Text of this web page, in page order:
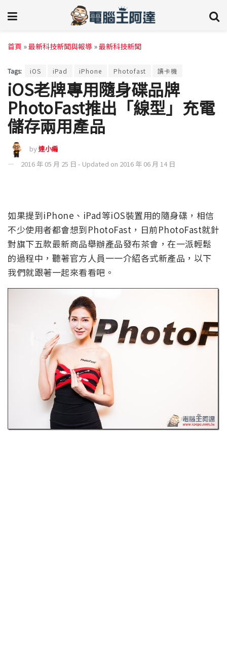
首頁 »最新科技新聞與報導 »最新科技新聞
Tags: iOS iPad iPhone Photofast 讀卡機
iOS老牌專用隨身碟品牌
PhotoFast推出「線型」充電
儲存兩用產品
by達小編
2016 年 05 月 25 日 - Updated on 2016 年 06 月 14 日
如果提到iPhone、iPad等iOS裝置用的隨身碟，相信
不少使用者都會想到PhotoFast，日前PhotoFast就針
對旗下五款最新商品舉辦產品發布茶會，在一派輕鬆
的過程中，聽著官方人員一一介紹各式新產品，以下
我們就跟著一起來看看吧。